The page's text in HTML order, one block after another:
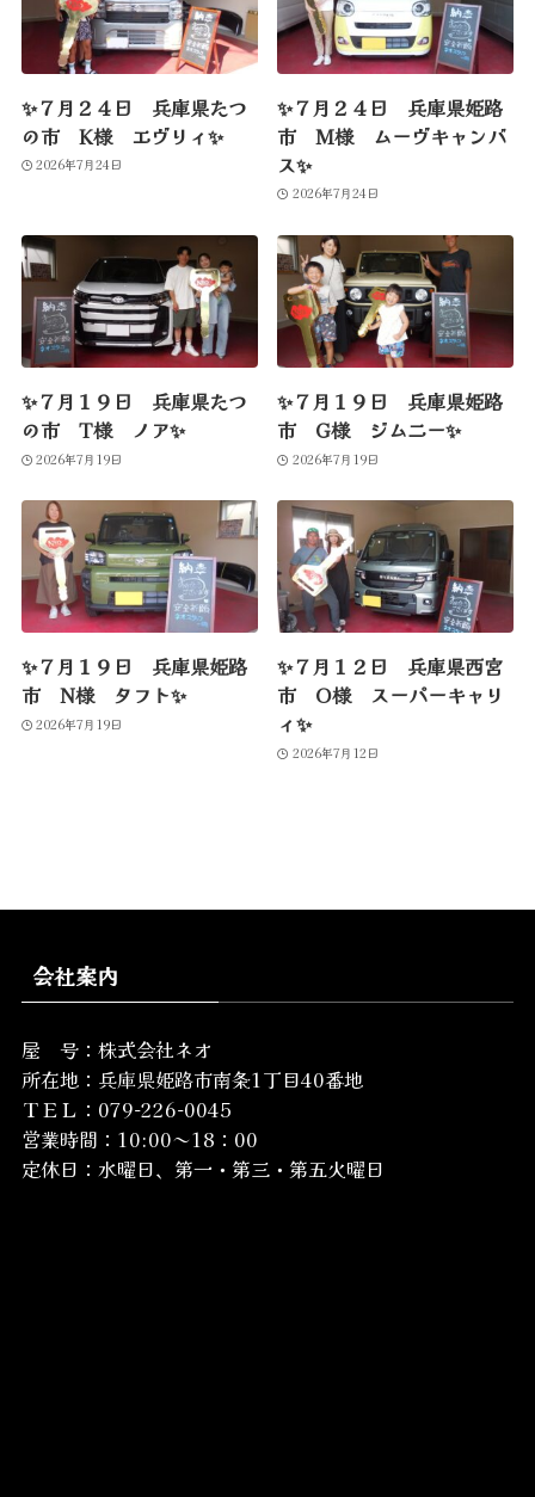
✨７月２４日 兵庫県たつ
の市 K様 エヴリィ✨
2026年7月24日
✨７月２４日 兵庫県姫路
市 M様 ムーヴキャンバ
ス✨
2026年7月24日
✨７月１９日 兵庫県たつ
の市 T様 ノア✨
2026年7月19日
✨７月１９日 兵庫県姫路
市 G様 ジムニー✨
2026年7月19日
✨７月１９日 兵庫県姫路
市 N様 タフト✨
2026年7月19日
✨７月１２日 兵庫県西宮
市 O様 スーパーキャリ
ィ✨
2026年7月12日
会社案内
屋 号：株式会社ネオ
所在地： 兵庫県姫路市南条1丁目40番地
ＴＥＬ：079-226-0045
営業時間：10:00～18：00
定休日：水曜日、第一・第三・第五火曜日